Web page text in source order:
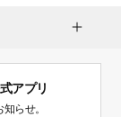
アプリ
らせ。